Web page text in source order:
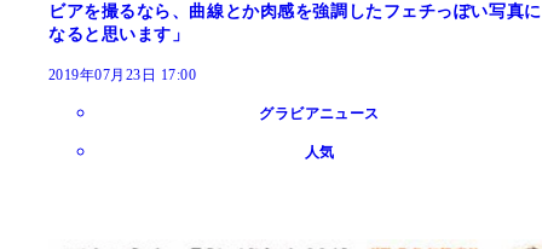
ビアを撮るなら、曲線とか肉感を強調したフェチっぽい写真に
なると思います」
2019年07月23日 17:00
グラビアニュース
人気